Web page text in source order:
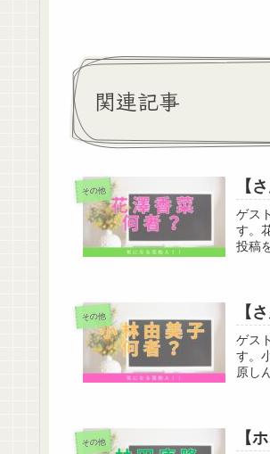
関連記事
その他 【
ゲス
す。
投稿
その他 【
ゲス
す。
原し
その他 【